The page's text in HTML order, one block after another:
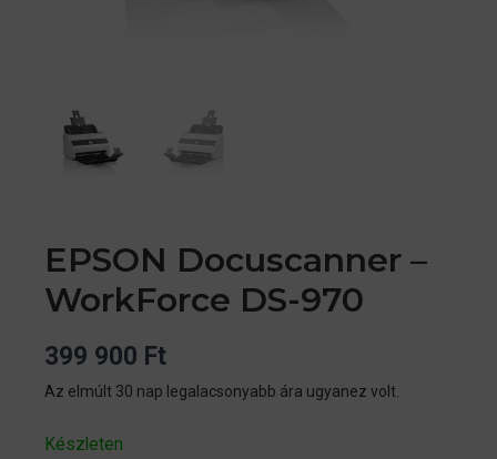
EPSON Docuscanner –
WorkForce DS-970
399 900 Ft
Az elmúlt 30 nap legalacsonyabb ára ugyanez volt.
Készleten